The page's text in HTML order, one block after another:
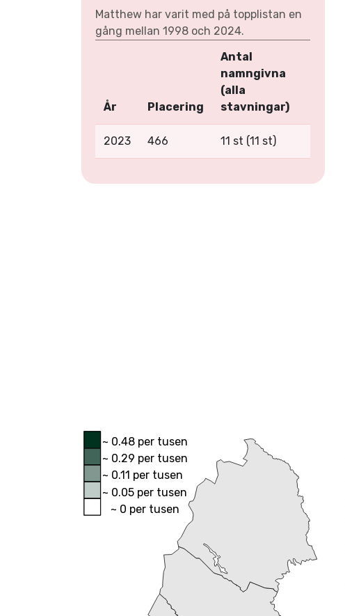
Matthew har varit med på topplistan en
gång mellan 1998 och 2024.
År Placering
Antal
namngivna
(alla
stavningar)
2023 466 11 st (11 st)
~ 0.48 per tusen
~ 0.29 per tusen
~ 0.11 per tusen
~ 0.05 per tusen
~ 0 per tusen